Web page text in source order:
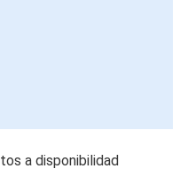
a disponibilidad